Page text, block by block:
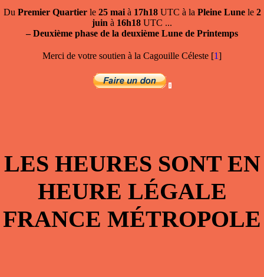
Du Premier Quartierle 25 mai à 17h18UTC à la Pleine Lunele 2
juin à 16h18 UTC ...
– Deuxième phase de la deuxième Lune de Printemps
Merci de votre soutien à la Cagouille Céleste [1]
LES HEURES SONT EN
HEURE LÉGALE
FRANCE MÉTROPOLE